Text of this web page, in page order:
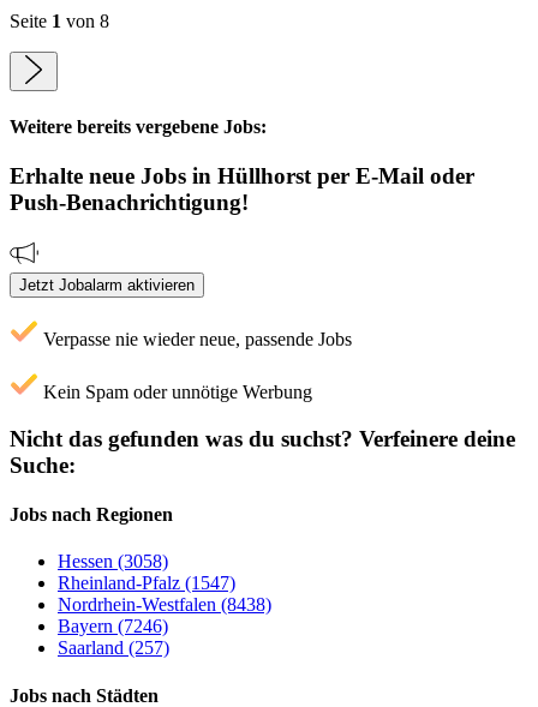
Seite 1 von 8
Weitere bereits vergebene Jobs:
Erhalte neue Jobs in Hüllhorstper E-Mail oder
Push-Benachrichtigung!
Jetzt Jobalarm aktivieren
Verpasse nie wieder neue, passende Jobs
Kein Spam oder unnötige Werbung
Nicht das gefunden was du suchst? Verfeinere deine
Suche:
Jobs nach Regionen
Hessen (3058)
Rheinland-Pfalz (1547)
Nordrhein-Westfalen (8438)
Bayern (7246)
Saarland (257)
Jobs nach Städten